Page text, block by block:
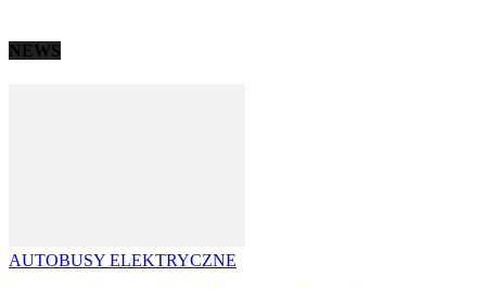
NEWS
AUTOBUSY ELEKTRYCZNE